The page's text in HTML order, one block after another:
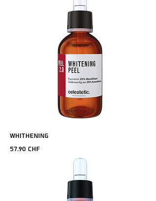
WHITHENING
Prix
57.90 CHF